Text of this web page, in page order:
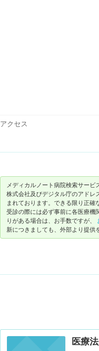
アクセス
メディカルノート病院検索サー
株式会社及びデジタル庁のアドレ
まれております。できる限り正
受診の際には必ず事前に各医療機
りがある場合は、お手数ですが、
新につきましても、外部より提供
医療